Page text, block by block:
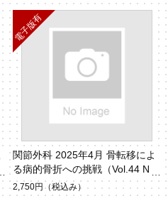
関節外科 2025年4月 骨転移によ
る病的骨折への挑戦（Vol.44 No.
4）
2,750円 （税込み）